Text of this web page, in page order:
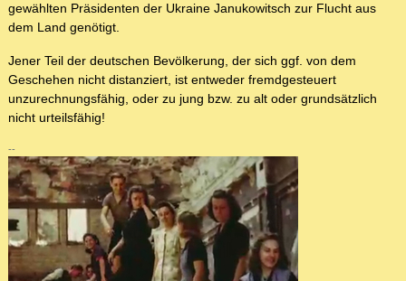
gewählten Präsidenten der Ukraine Janukowitsch zur Flucht aus
dem Land genötigt.
Jener Teil der deutschen Bevölkerung, der sich ggf. von dem
Geschehen nicht distanziert, ist entweder fremdgesteuert
unzurechnungsfähig, oder zu jung bzw. zu alt oder grundsätzlich
nicht urteilsfähig!
--